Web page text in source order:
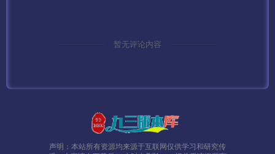
3、关闭Mysql数据库：
暂无评论内容
声明：本站所有资源均来源于互联网仅供学习和研究传